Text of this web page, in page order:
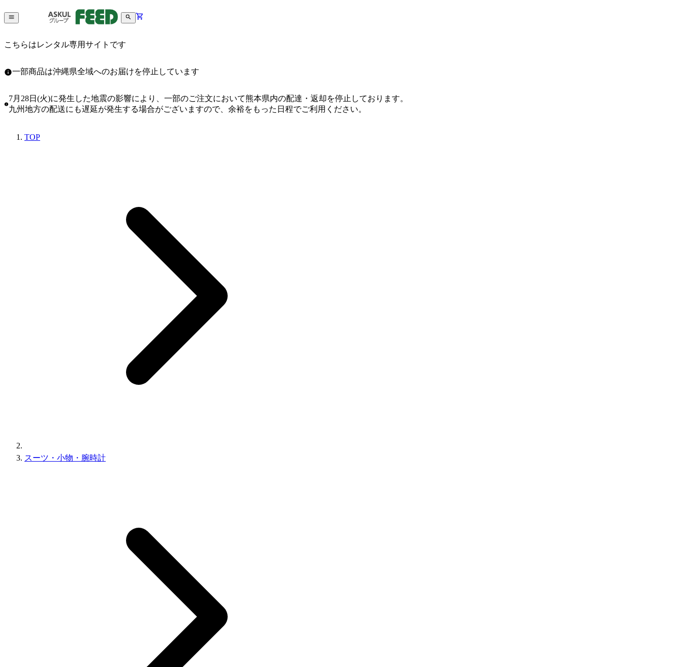
こちらはレンタル専用サイトです
一部商品は沖縄県全域へのお届けを停止しています
7月28日(火)に発生した地震の影響により、一部のご注文において熊本県内の配達・返却を停止しております。
九州地方の配送にも遅延が発生する場合がございますので、余裕をもった日程でご利用ください。
TOP
スーツ・小物・腕時計